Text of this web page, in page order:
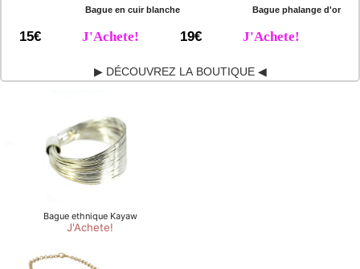
Bague en cuir blanche
15€ J'Achete!
Bague phalange d'or
19€ J'Achete!
▶ DÉCOUVREZ LA BOUTIQUE ◀